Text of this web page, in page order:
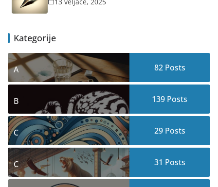
Kategorije
A 82Posts
B 139 Posts
C 29Posts
C 31 Posts